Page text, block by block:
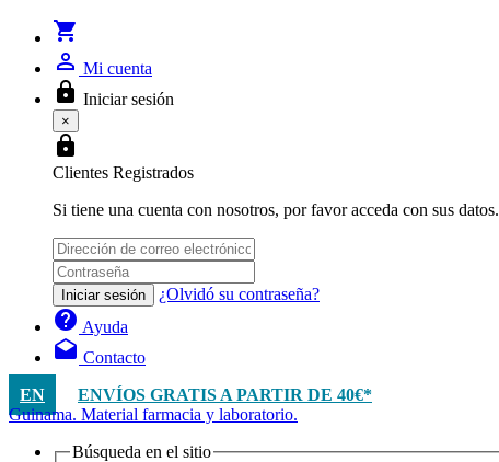
shopping_cart
person_outline Mi cuenta
lock Iniciar sesión
×
lock
Clientes Registrados
Si tiene una cuenta con nosotros, por favor acceda con sus datos.
Iniciar sesión ¿Olvidó su contraseña?
help Ayuda
drafts Contacto
EN
ENVÍOS GRATIS A PARTIR DE 40€*
Guinama. Material farmacia y laboratorio.
Búsqueda en el sitio